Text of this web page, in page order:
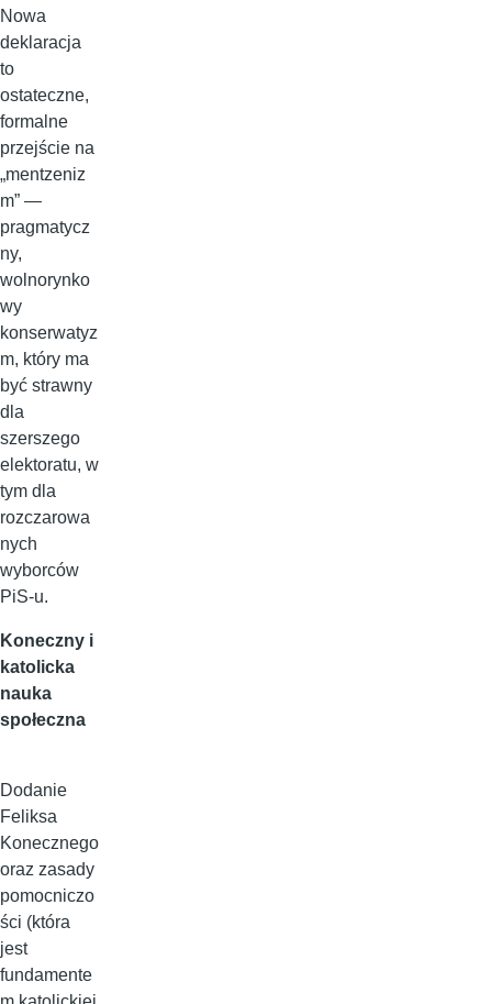
Nowa
deklaracja
to
ostateczne,
formalne
przejście na
„mentzeniz
m” —
pragmatycz
ny,
wolnorynko
wy
konserwatyz
m, który ma
być strawny
dla
szerszego
elektoratu, w
tym dla
rozczarowa
nych
wyborców
PiS-u.
Koneczny i
katolicka
nauka
społeczna
Dodanie
Feliksa
Konecznego
oraz zasady
pomocniczo
ści (która
jest
fundamente